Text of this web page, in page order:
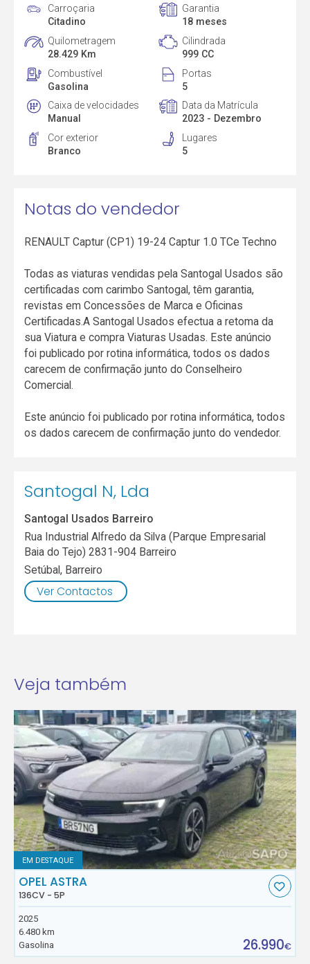
Carroçaria
Citadino
Garantia
18 meses
Quilometragem
28.429 Km
Cilindrada
999 CC
Combustível
Gasolina
Portas
5
Caixa de velocidades
Manual
Data da Matrícula
2023 - Dezembro
Cor exterior
Branco
Lugares
5
Notas do vendedor
RENAULT Captur (CP1) 19-24 Captur 1.0 TCe Techno
Todas as viaturas vendidas pela Santogal Usados são
certificadas com carimbo Santogal, têm garantia,
revistas em Concessões de Marca e Oficinas
Certificadas.A Santogal Usados efectua a retoma da
sua Viatura e compra Viaturas Usadas. Este anúncio
foi publicado por rotina informática, todos os dados
carecem de confirmação junto do Conselheiro
Comercial.
Este anúncio foi publicado por rotina informática, todos
os dados carecem de confirmação junto do vendedor.
Santogal N, Lda
Santogal Usados Barreiro
Rua Industrial Alfredo da Silva (Parque Empresarial
Baia do Tejo) 2831-904 Barreiro
Setúbal, Barreiro
Ver Contactos
Veja também
EM DESTAQUE
OPEL ASTRA
136CV - 5P
2025
6.480 km
Gasolina
26.990€